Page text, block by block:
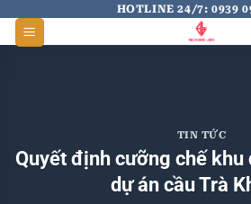
HOTLINE 24/7: 0939
TIN TỨC
Quyết định cưỡng chế
dự án cầu Trà